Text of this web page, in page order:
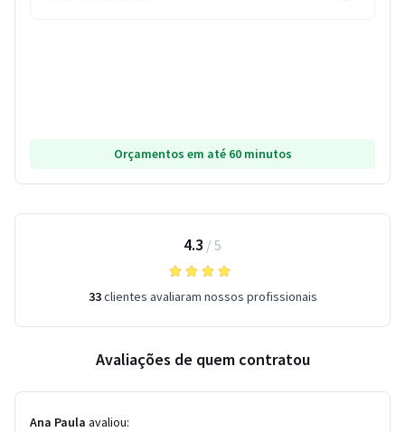
Orçamentos em até 60 minutos
4.3 / 5
33clientes avaliaram nossos profissionais
Avaliações de quem contratou
Ana Paula avaliou: